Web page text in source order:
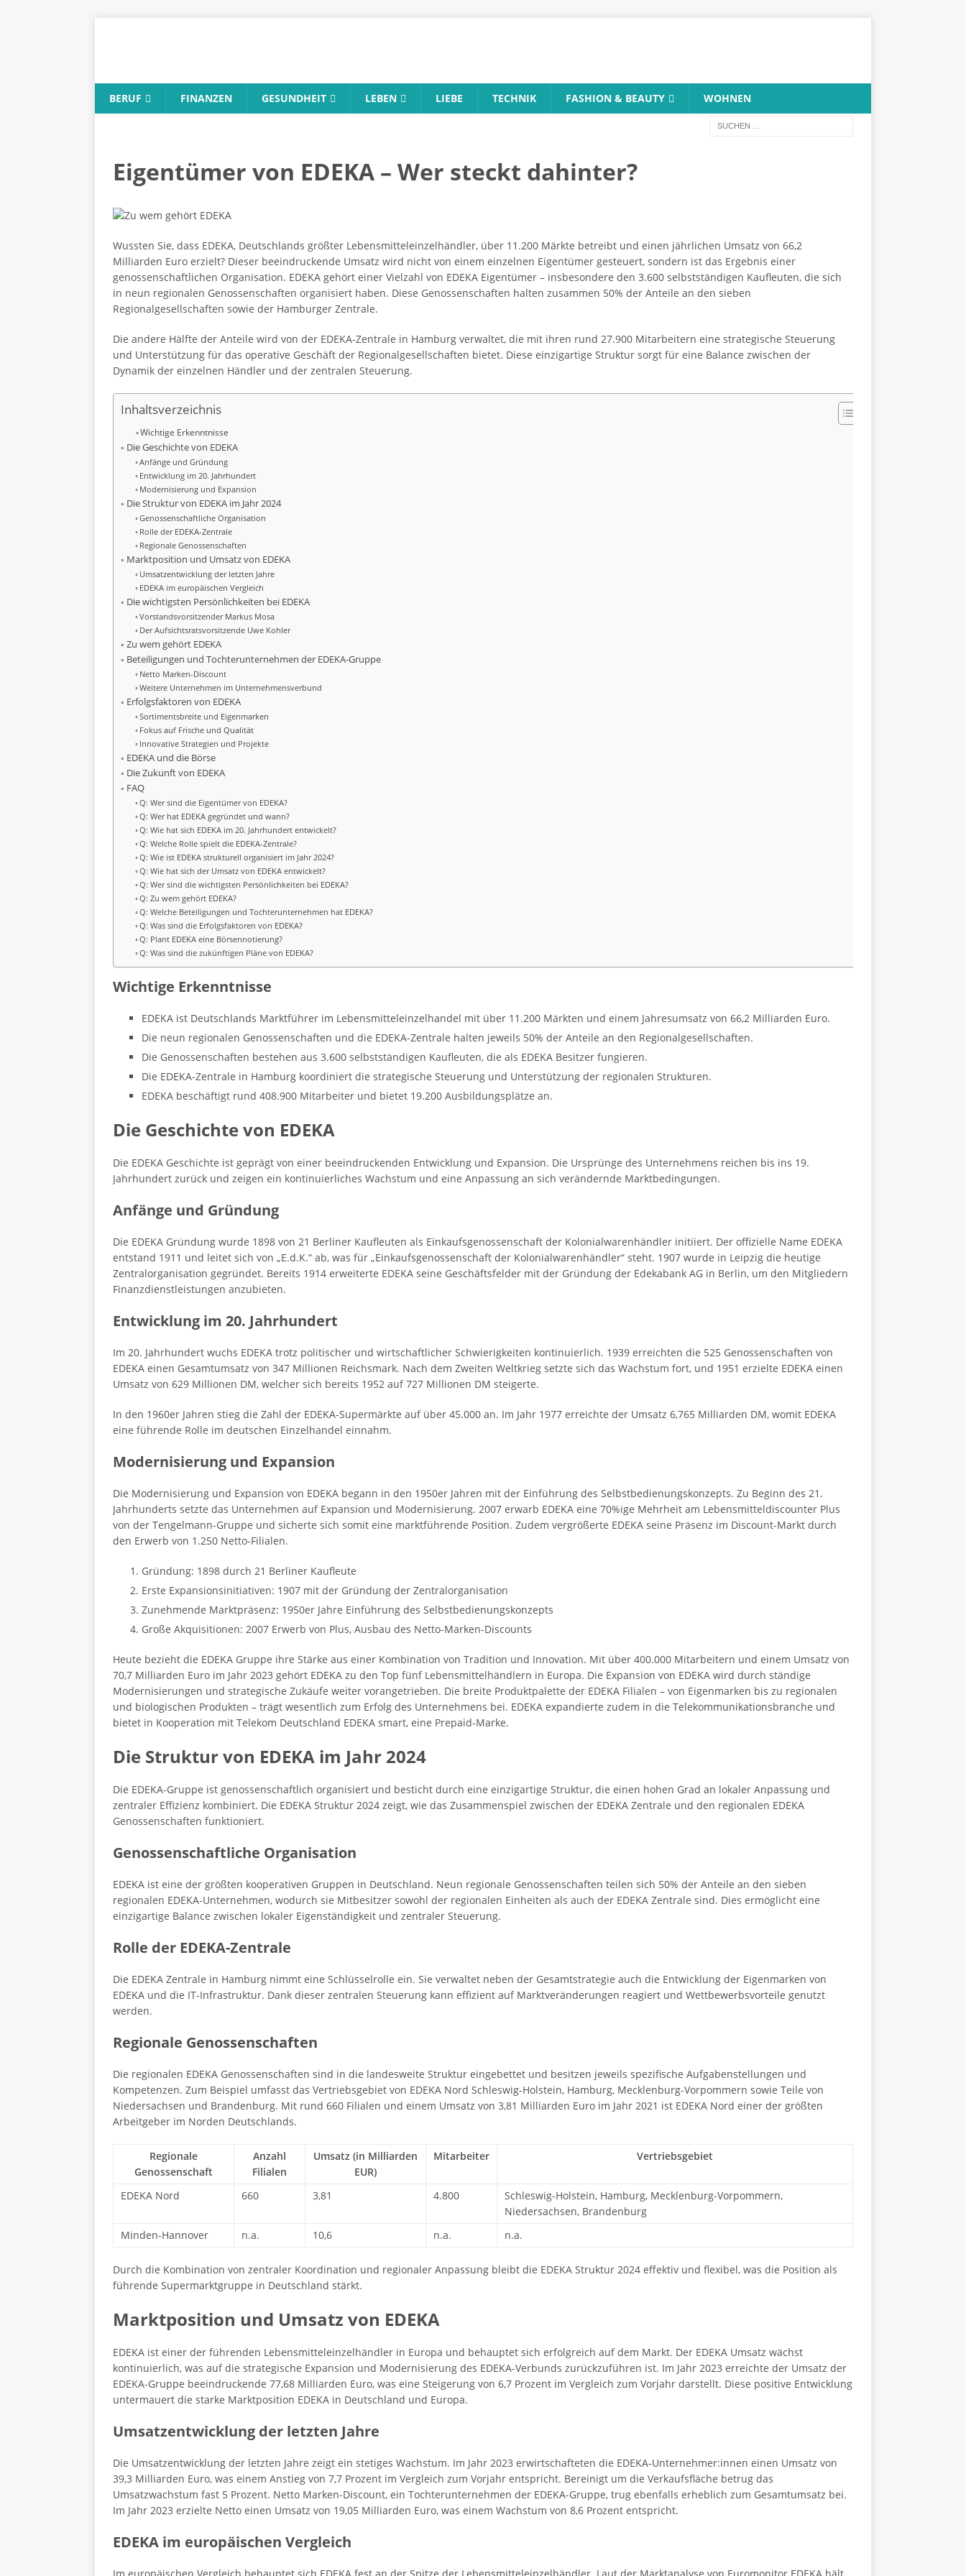
BERUF FINANZEN GESUNDHEIT LEBEN LIEBE TECHNIK FASHION & BEAUTY WOHNEN
Eigentümer von EDEKA – Wer steckt dahinter?
Wussten Sie, dass EDEKA, Deutschlands größter Lebensmitteleinzelhändler, über 11.200 Märkte betreibt und einen jährlichen Umsatz von 66,2
Milliarden Euro erzielt? Dieser beeindruckende Umsatz wird nicht von einem einzelnen Eigentümer gesteuert, sondern ist das Ergebnis einer
genossenschaftlichen Organisation. EDEKA gehört einer Vielzahl von EDEKA Eigentümer – insbesondere den 3.600 selbstständigen Kaufleuten, die sich
in neun regionalen Genossenschaften organisiert haben. Diese Genossenschaften halten zusammen 50% der Anteile an den sieben
Regionalgesellschaften sowie der Hamburger Zentrale.
Die andere Hälfte der Anteile wird von der EDEKA-Zentrale in Hamburg verwaltet, die mit ihren rund 27.900 Mitarbeitern eine strategische Steuerung
und Unterstützung für das operative Geschäft der Regionalgesellschaften bietet. Diese einzigartige Struktur sorgt für eine Balance zwischen der
Dynamik der einzelnen Händler und der zentralen Steuerung.
Inhaltsverzeichnis
Wichtige Erkenntnisse
Die Geschichte von EDEKA
Anfänge und Gründung
Entwicklung im 20. Jahrhundert
Modernisierung und Expansion
Die Struktur von EDEKA im Jahr 2024
Genossenschaftliche Organisation
Rolle der EDEKA-Zentrale
Regionale Genossenschaften
Marktposition und Umsatz von EDEKA
Umsatzentwicklung der letzten Jahre
EDEKA im europäischen Vergleich
Die wichtigsten Persönlichkeiten bei EDEKA
Vorstandsvorsitzender Markus Mosa
Der Aufsichtsratsvorsitzende Uwe Kohler
Zu wem gehört EDEKA
Beteiligungen und Tochterunternehmen der EDEKA-Gruppe
Netto Marken-Discount
Weitere Unternehmen im Unternehmensverbund
Erfolgsfaktoren von EDEKA
Sortimentsbreite und Eigenmarken
Fokus auf Frische und Qualität
Innovative Strategien und Projekte
EDEKA und die Börse
Die Zukunft von EDEKA
FAQ
Q: Wer sind die Eigentümer von EDEKA?
Q: Wer hat EDEKA gegründet und wann?
Q: Wie hat sich EDEKA im 20. Jahrhundert entwickelt?
Q: Welche Rolle spielt die EDEKA-Zentrale?
Q: Wie ist EDEKA strukturell organisiert im Jahr 2024?
Q: Wie hat sich der Umsatz von EDEKA entwickelt?
Q: Wer sind die wichtigsten Persönlichkeiten bei EDEKA?
Q: Zu wem gehört EDEKA?
Q: Welche Beteiligungen und Tochterunternehmen hat EDEKA?
Q: Was sind die Erfolgsfaktoren von EDEKA?
Q: Plant EDEKA eine Börsennotierung?
Q: Was sind die zukünftigen Pläne von EDEKA?
Wichtige Erkenntnisse
EDEKA ist Deutschlands Marktführer im Lebensmitteleinzelhandel mit über 11.200 Märkten und einem Jahresumsatz von 66,2 Milliarden Euro.
Die neun regionalen Genossenschaften und die EDEKA-Zentrale halten jeweils 50% der Anteile an den Regionalgesellschaften.
Die Genossenschaften bestehen aus 3.600 selbstständigen Kaufleuten, die als EDEKA Besitzer fungieren.
Die EDEKA-Zentrale in Hamburg koordiniert die strategische Steuerung und Unterstützung der regionalen Strukturen.
EDEKA beschäftigt rund 408.900 Mitarbeiter und bietet 19.200 Ausbildungsplätze an.
Die Geschichte von EDEKA
Die EDEKA Geschichte ist geprägt von einer beeindruckenden Entwicklung und Expansion. Die Ursprünge des Unternehmens reichen bis ins 19.
Jahrhundert zurück und zeigen ein kontinuierliches Wachstum und eine Anpassung an sich verändernde Marktbedingungen.
Anfänge und Gründung
Die EDEKA Gründung wurde 1898 von 21 Berliner Kaufleuten als Einkaufsgenossenschaft der Kolonialwarenhändler initiiert. Der offizielle Name EDEKA
entstand 1911 und leitet sich von „E.d.K.“ ab, was für „Einkaufsgenossenschaft der Kolonialwarenhändler“ steht. 1907 wurde in Leipzig die heutige
Zentralorganisation gegründet. Bereits 1914 erweiterte EDEKA seine Geschäftsfelder mit der Gründung der Edekabank AG in Berlin, um den Mitgliedern
Finanzdienstleistungen anzubieten.
Entwicklung im 20. Jahrhundert
Im 20. Jahrhundert wuchs EDEKA trotz politischer und wirtschaftlicher Schwierigkeiten kontinuierlich. 1939 erreichten die 525 Genossenschaften von
EDEKA einen Gesamtumsatz von 347 Millionen Reichsmark. Nach dem Zweiten Weltkrieg setzte sich das Wachstum fort, und 1951 erzielte EDEKA einen
Umsatz von 629 Millionen DM, welcher sich bereits 1952 auf 727 Millionen DM steigerte.
In den 1960er Jahren stieg die Zahl der EDEKA-Supermärkte auf über 45.000 an. Im Jahr 1977 erreichte der Umsatz 6,765 Milliarden DM, womit EDEKA
eine führende Rolle im deutschen Einzelhandel einnahm.
Modernisierung und Expansion
Die Modernisierung und Expansion von EDEKA begann in den 1950er Jahren mit der Einführung des Selbstbedienungskonzepts. Zu Beginn des 21.
Jahrhunderts setzte das Unternehmen auf Expansion und Modernisierung. 2007 erwarb EDEKA eine 70%ige Mehrheit am Lebensmitteldiscounter Plus
von der Tengelmann-Gruppe und sicherte sich somit eine marktführende Position. Zudem vergrößerte EDEKA seine Präsenz im Discount-Markt durch
den Erwerb von 1.250 Netto-Filialen.
Gründung: 1898 durch 21 Berliner Kaufleute
Erste Expansionsinitiativen: 1907 mit der Gründung der Zentralorganisation
Zunehmende Marktpräsenz: 1950er Jahre Einführung des Selbstbedienungskonzepts
Große Akquisitionen: 2007 Erwerb von Plus, Ausbau des Netto-Marken-Discounts
Heute bezieht die EDEKA Gruppe ihre Stärke aus einer Kombination von Tradition und Innovation. Mit über 400.000 Mitarbeitern und einem Umsatz von
70,7 Milliarden Euro im Jahr 2023 gehört EDEKA zu den Top fünf Lebensmittelhändlern in Europa. Die Expansion von EDEKA wird durch ständige
Modernisierungen und strategische Zukäufe weiter vorangetrieben. Die breite Produktpalette der EDEKA Filialen – von Eigenmarken bis zu regionalen
und biologischen Produkten – trägt wesentlich zum Erfolg des Unternehmens bei. EDEKA expandierte zudem in die Telekommunikationsbranche und
bietet in Kooperation mit Telekom Deutschland EDEKA smart, eine Prepaid-Marke.
Die Struktur von EDEKA im Jahr 2024
Die EDEKA-Gruppe ist genossenschaftlich organisiert und besticht durch eine einzigartige Struktur, die einen hohen Grad an lokaler Anpassung und
zentraler Effizienz kombiniert. Die EDEKA Struktur 2024 zeigt, wie das Zusammenspiel zwischen der EDEKA Zentrale und den regionalen EDEKA
Genossenschaften funktioniert.
Genossenschaftliche Organisation
EDEKA ist eine der größten kooperativen Gruppen in Deutschland. Neun regionale Genossenschaften teilen sich 50% der Anteile an den sieben
regionalen EDEKA-Unternehmen, wodurch sie Mitbesitzer sowohl der regionalen Einheiten als auch der EDEKA Zentrale sind. Dies ermöglicht eine
einzigartige Balance zwischen lokaler Eigenständigkeit und zentraler Steuerung.
Rolle der EDEKA-Zentrale
Die EDEKA Zentrale in Hamburg nimmt eine Schlüsselrolle ein. Sie verwaltet neben der Gesamtstrategie auch die Entwicklung der Eigenmarken von
EDEKA und die IT-Infrastruktur. Dank dieser zentralen Steuerung kann effizient auf Marktveränderungen reagiert und Wettbewerbsvorteile genutzt
werden.
Regionale Genossenschaften
Die regionalen EDEKA Genossenschaften sind in die landesweite Struktur eingebettet und besitzen jeweils spezifische Aufgabenstellungen und
Kompetenzen. Zum Beispiel umfasst das Vertriebsgebiet von EDEKA Nord Schleswig-Holstein, Hamburg, Mecklenburg-Vorpommern sowie Teile von
Niedersachsen und Brandenburg. Mit rund 660 Filialen und einem Umsatz von 3,81 Milliarden Euro im Jahr 2021 ist EDEKA Nord einer der größten
Arbeitgeber im Norden Deutschlands.
Regionale
Genossenschaft
Anzahl
Filialen
Umsatz (in Milliarden
EUR)
Mitarbeiter Vertriebsgebiet
EDEKA Nord 660 3,81 4.800
Schleswig-Holstein, Hamburg, Mecklenburg-Vorpommern,
Niedersachsen, Brandenburg
Minden-Hannover
n.a. 10,6 n.a. n.a.
Durch die Kombination von zentraler Koordination und regionaler Anpassung bleibt die EDEKA Struktur 2024 effektiv und flexibel, was die Position als
führende Supermarktgruppe in Deutschland stärkt.
Marktposition und Umsatz von EDEKA
EDEKA ist einer der führenden Lebensmitteleinzelhändler in Europa und behauptet sich erfolgreich auf dem Markt. Der EDEKA Umsatz wächst
kontinuierlich, was auf die strategische Expansion und Modernisierung des EDEKA-Verbunds zurückzuführen ist. Im Jahr 2023 erreichte der Umsatz der
EDEKA-Gruppe beeindruckende 77,68 Milliarden Euro, was eine Steigerung von 6,7 Prozent im Vergleich zum Vorjahr darstellt. Diese positive Entwicklung
untermauert die starke Marktposition EDEKA in Deutschland und Europa.
Umsatzentwicklung der letzten Jahre
Die Umsatzentwicklung der letzten Jahre zeigt ein stetiges Wachstum. Im Jahr 2023 erwirtschafteten die EDEKA-Unternehmer:innen einen Umsatz von
39,3 Milliarden Euro, was einem Anstieg von 7,7 Prozent im Vergleich zum Vorjahr entspricht. Bereinigt um die Verkaufsfläche betrug das
Umsatzwachstum fast 5 Prozent. Netto Marken-Discount, ein Tochterunternehmen der EDEKA-Gruppe, trug ebenfalls erheblich zum Gesamtumsatz bei.
Im Jahr 2023 erzielte Netto einen Umsatz von 19,05 Milliarden Euro, was einem Wachstum von 8,6 Prozent entspricht.
EDEKA im europäischen Vergleich